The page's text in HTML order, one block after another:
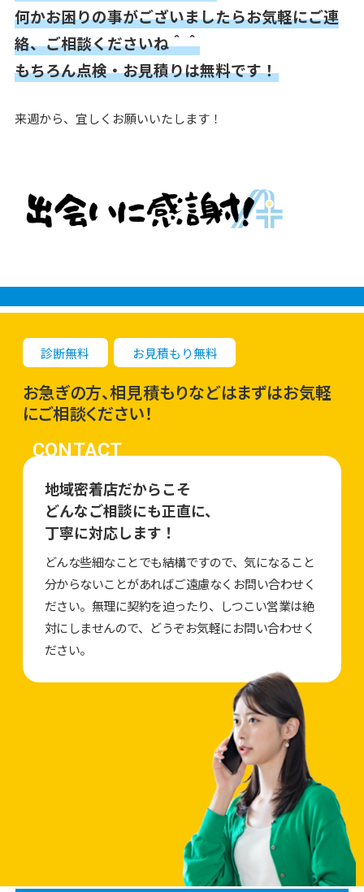
何かお困りの事がございましたらお気軽にご連
絡、ご相談くださいね＾＾
もちろん点検・お見積りは無料です！
来週から、宜しくお願いいたします！
診断無料 お見積もり無料
お急ぎの方、相見積もりなどはまずはお気軽
にご相談ください！
CONTACT
地域密着店だからこそ
どんなご相談にも正直に、
丁寧に対応します！
どんな些細なことでも結構ですので、気になること
分からないことがあればご遠慮なくお問い合わせく
ださい。無理に契約を迫ったり、しつこい営業は絶
対にしませんので、どうぞお気軽にお問い合わせく
ださい。